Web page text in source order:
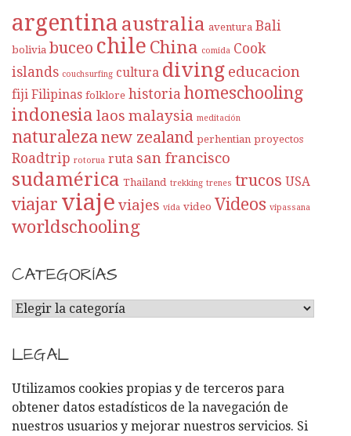
d
a
argentina australia aventura Bali
bolivia buceo chile China comida Cook
islands couchsurfing cultura diving educacion
fiji Filipinas folklore historia homeschooling
indonesia laos malaysia meditación
naturalezanew zealand perhentian proyectos
Roadtrip rotorua ruta san francisco
sudamérica Thailand trekking trenes trucos USA
viajar viaje viajes vida video Videos vipassana
worldschooling
CATEGORÍAS
C
T
E
G
O
R
LEGAL
Utilizamos cookies propias y de terceros para
obtener datos estadísticos de la navegación de
nuestros usuarios y mejorar nuestros servicios. Si